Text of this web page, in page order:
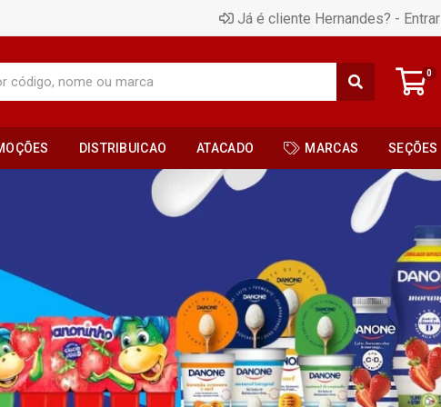
Já é cliente Hernandes? - Entrar
0
DISTRIBUICAO ATACADO MARCAS SEÇÕES